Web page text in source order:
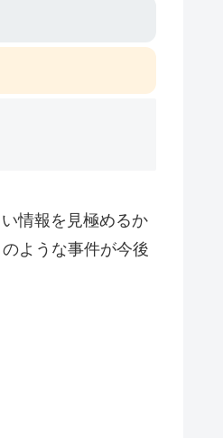
情報を見極めるか
ような事件が今後